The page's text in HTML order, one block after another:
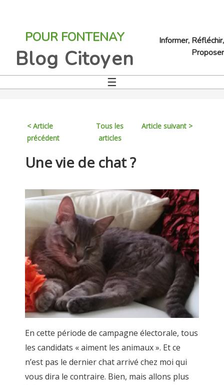
navigationPOUR FONTENAY
Blog Citoyen
Informer, Réfléchir,
Proposer
☰
< Article
précédent
Tous les
articles
Article suivant >
Back
to
Une vie de chat ?
En cette période de campagne électorale, tous
les candidats « aiment les animaux ». Et ce
n’est pas le dernier chat arrivé chez moi qui
vous dira le contraire. Bien, mais allons plus